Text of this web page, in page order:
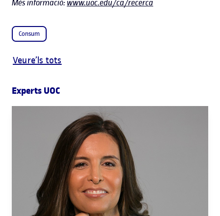
Més informació:www.uoc.edu/ca/recerca
Consum
Veure’ls tots
Experts UOC